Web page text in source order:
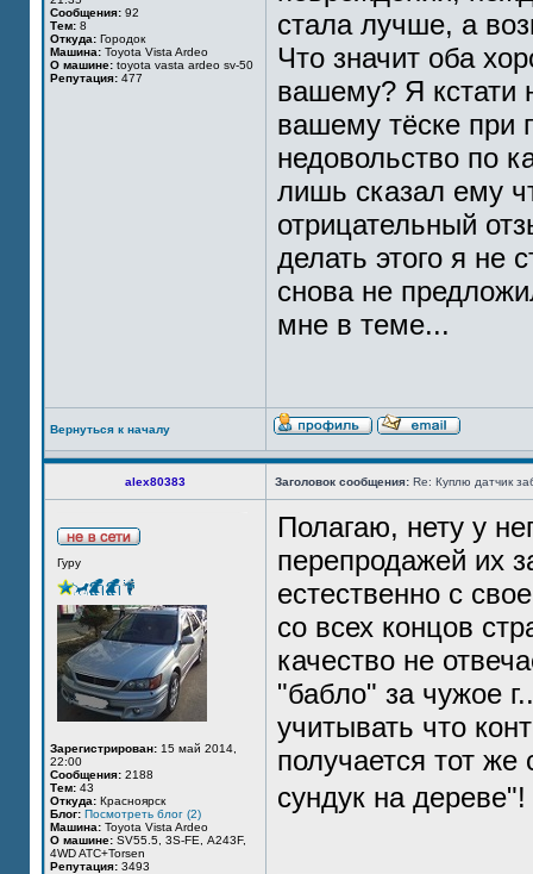
Сообщения: 92
Тем: 8
Откуда: Городок
Машина: Toyota Vista Ardeo
О машине: toyota vasta ardeo sv-50
Репутация: 477
стала лучше, а
Что значит оба
вашему? Я кстати
вашему тёске при
недовольство по
лишь сказал ему
отрицательный
делать этого я не
снова не
мне в теме...
Вернуться к началу
alex80383 Заголовок сообщения: Re: Куплю датчик
Гуру
Зарегистрирован: 15 май 2014,
22:00
Сообщения: 2188
Тем: 43
Откуда: Красноярск
Блог: Посмотреть блог (2)
Машина: Toyota Vista Ardeo
О машине: SV55.5, 3S-FE, А243F,
4WD ATC+Torsen
Репутация: 3493
Полагаю, нету у
перепродажей их
естественно с
со всех концов
качество не
"бабло" за чужое
учитывать что
получается тот
сундук на дереве"!